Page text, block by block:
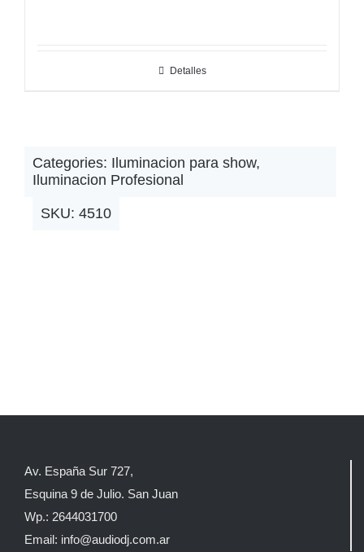
Detalles
Categories: Iluminacion para show,
Iluminacion Profesional
SKU: 4510
Av. España Sur 727,
Esquina 9 de Julio. San Juan
Wp.: 2644031700
Email: info@audiodj.com.ar